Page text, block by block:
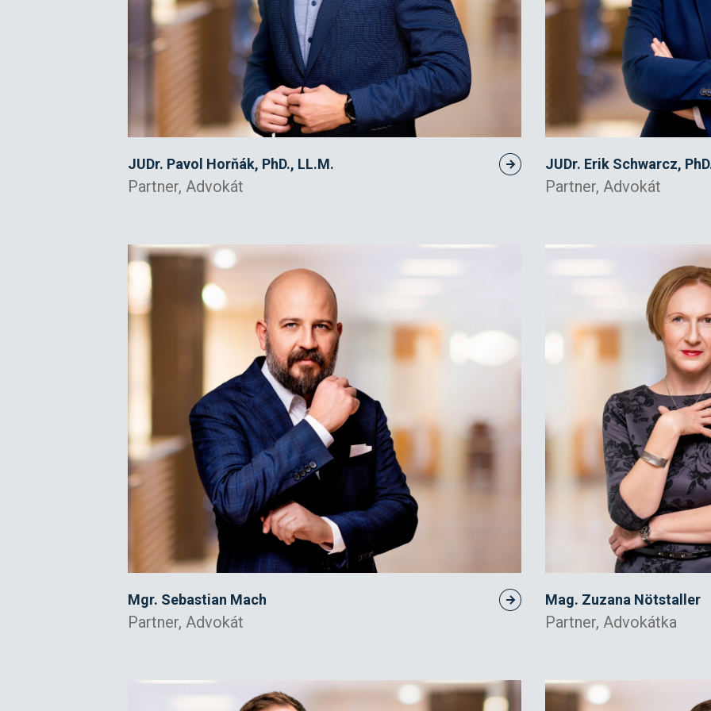
JUDr. Pavol Horňák, PhD., LL.M.
Partner, Advokát
JUDr. Erik Schwarcz,
Partner, Advokát
Mgr. Sebastian Mach
Partner, Advokát
Mag. Zuzana Nötstaller
Partner, Advokátka